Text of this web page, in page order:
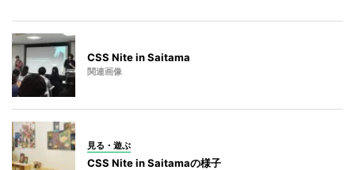
CSS Nite in Saitama
関連画像
見る・遊ぶ
CSS Nite in Saitamaの様子